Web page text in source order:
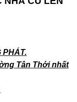
PHÁT.
Tân Thới nhất